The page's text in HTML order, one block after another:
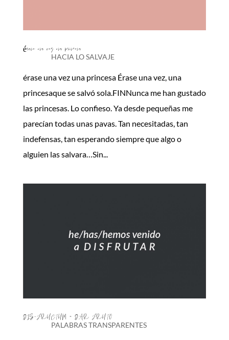
érase una vez una princesa
HACIA LO SALVAJE
érase una vez una princesa Érase una vez, una
princesaque se salvó sola.FINNunca me han gustado
las princesas. Lo confieso. Ya desde pequeñas me
parecían todas unas pavas. Tan necesitadas, tan
indefensas, tan esperando siempre que algo o
alguien las salvara…Sin...
DIS-FRUCTUM = DAR FRUTO
PALABRAS TRANSPARENTES